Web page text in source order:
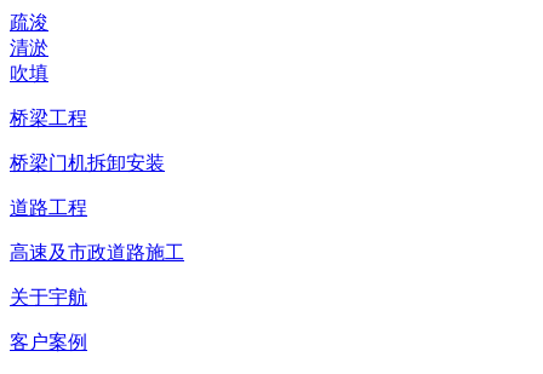
疏浚
清淤
吹填
桥梁工程
桥梁门机拆卸安装
道路工程
高速及市政道路施工
关于宇航
客户案例